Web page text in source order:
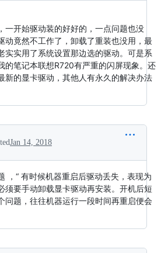
一开始驱动装的好好的，一点问题也没
动竟然不工作了，卸载了重装也没用，最
实实用了系统设置那边选的驱动。可是系
的笔记本联想R720有严重的闪屏现象。还
新的显卡驱动，其他人有永久的解决办法
Jan 14, 2018
，“ 有时候机器重启后驱动丢失，表现为
须要手动卸载显卡驱动再安装。开机后短
问题，往往机器运行一段时间再重启便会